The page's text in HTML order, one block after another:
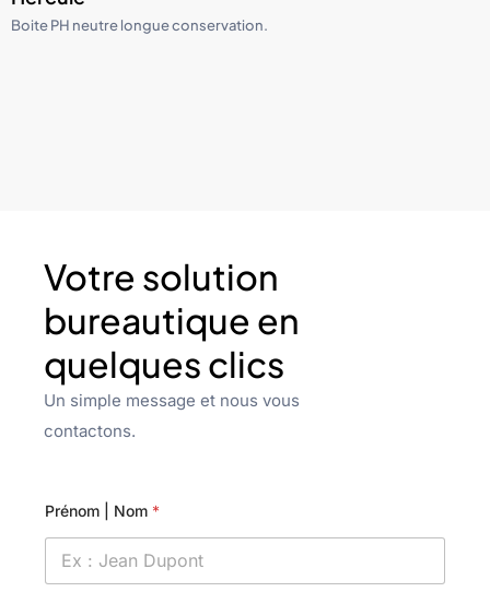
Boite PH neutre longue conservation.
Votre solution
bureautique en
quelques clics
Un simple message et nous vous
contactons.
Prénom | Nom *